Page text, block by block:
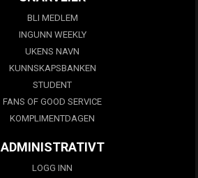
BLI MEDLEM
INGUNN WEEKLY
UKENS NAVN
KUNNSKAPSBANKEN
STUDENT
FANS OF GOOD SERVICE
KOMPLIMENTDAGEN
ADMINISTRATIVT
LOGG INN